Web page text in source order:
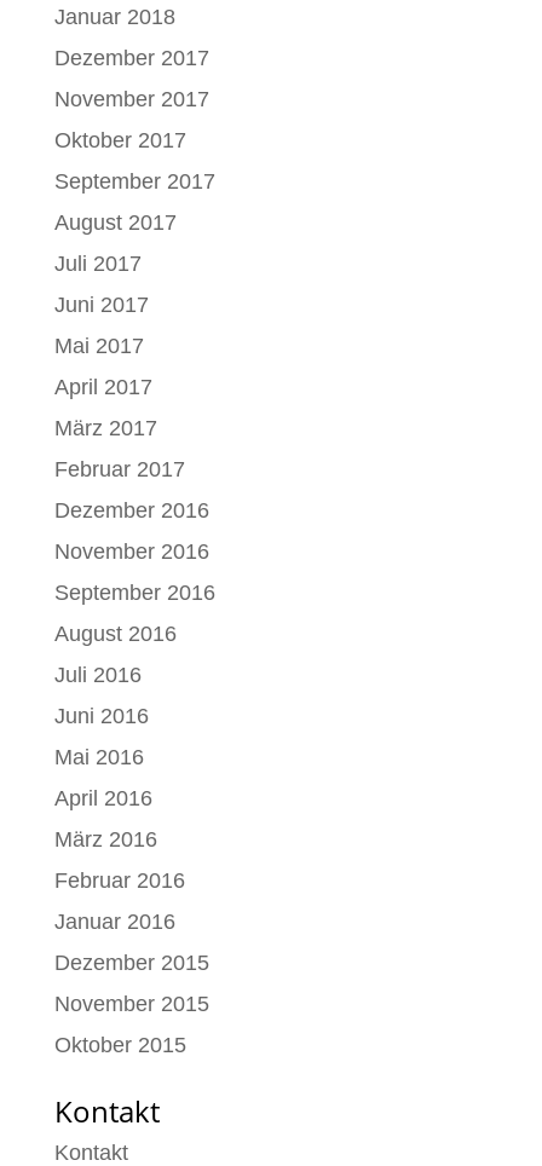
Januar 2018
Dezember 2017
November 2017
Oktober 2017
September 2017
August 2017
Juli 2017
Juni 2017
Mai 2017
April 2017
März 2017
Februar 2017
Dezember 2016
November 2016
September 2016
August 2016
Juli 2016
Juni 2016
Mai 2016
April 2016
März 2016
Februar 2016
Januar 2016
Dezember 2015
November 2015
Oktober 2015
Kontakt
Kontakt